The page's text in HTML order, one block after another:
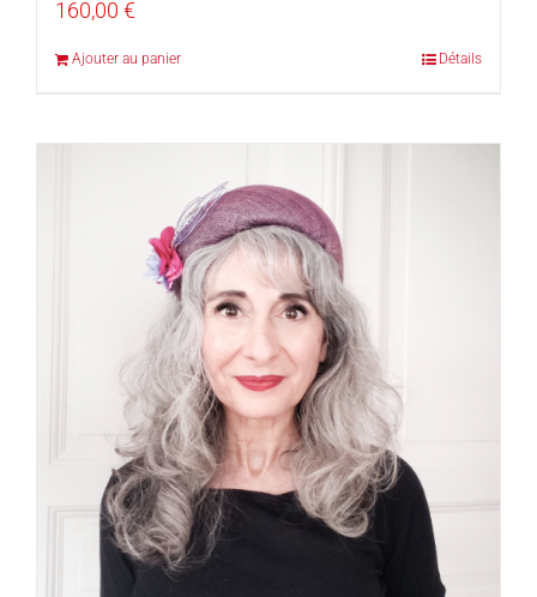
160,00 €
Ajouter au panier Détails